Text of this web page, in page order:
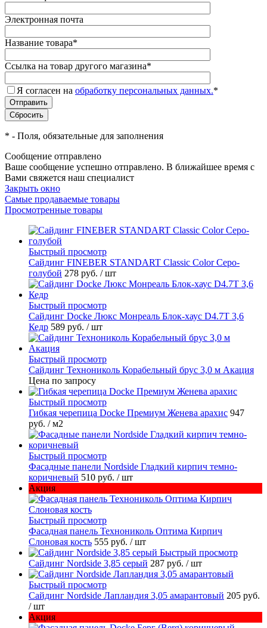
Электронная почта
Название товара*
Ссылка на товар другого магазина*
Я согласен на обработку персональных данных.*
* - Поля, обязательные для заполнения
Сообщение отправлено
Ваше сообщение успешно отправлено. В ближайшее время с
Вами свяжется наш специалист
Закрыть окно
Самые продаваемые товары
Просмотренные товары
Быстрый просмотр
Cайдинг FINEBER STANDART Classic Color Серо-
голубой 278 руб. / шт
Быстрый просмотр
Сайдинг Docke Люкс Монреаль Блок-хаус D4.7T 3,6
Кедр 589 руб. / шт
Быстрый просмотр
Сайдинг Технониколь Корабельный брус 3,0 м Акация
Цена по запросу
Быстрый просмотр
Гибкая черепица Docke Премиум Женева арахис 947
руб. / м2
Быстрый просмотр
Фасадные панели Nordside Гладкий кирпич темно-
коричневый 510 руб. / шт
Акция
Быстрый просмотр
Фасадная панель Технониколь Оптима Кирпич
Слоновая кость 555 руб. / шт
Быстрый просмотр
Сайдинг Nordside 3,85 серый 287 руб. / шт
Быстрый просмотр
Сайдинг Nordside Лапландия 3,05 амарантовый 205 руб.
/ шт
Акция